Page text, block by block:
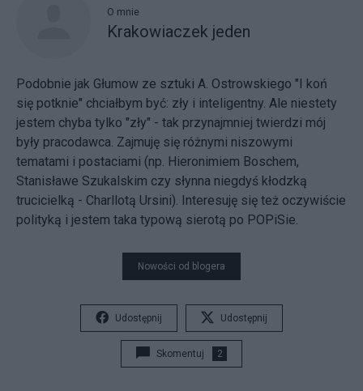
O mnie
Krakowiaczek jeden
Podobnie jak Głumow ze sztuki A. Ostrowskiego "I koń
się potknie" chciałbym być: zły i inteligentny. Ale niestety
jestem chyba tylko "zły" - tak przynajmniej twierdzi mój
były pracodawca. Zajmuję się różnymi niszowymi
tematami i postaciami (np. Hieronimiem Boschem,
Stanisławe Szukalskim czy słynna niegdyś kłodzką
trucicielką - Charllotą Ursini). Interesuję się też oczywiście
polityką i jestem taka typową sierotą po POPiSie.
Nowości od blogera
Udostępnij Udostępnij
Skomentuj 2